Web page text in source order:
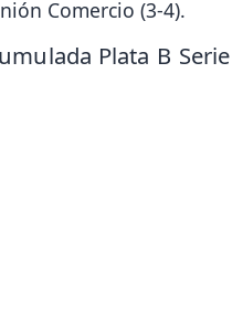
Comercio (3-4).
Plata B Serie